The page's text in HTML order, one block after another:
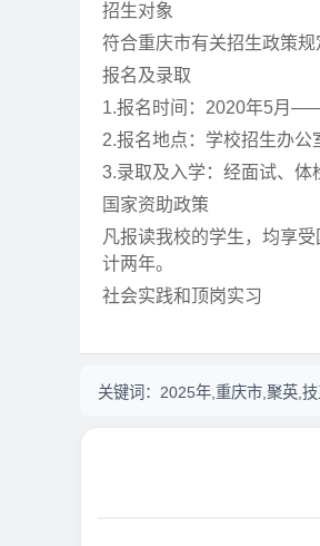
招生对象
符合重庆市有关招生政策
报名及录取
1.报名时间：2020年5月
2.报名地点：学校招生办公
3.录取及入学：经面试、体
国家资助政策
凡报读我校的学生，均享
计两年。
社会实践和顶岗实习
关键词： 2025年,重庆市,聚英,